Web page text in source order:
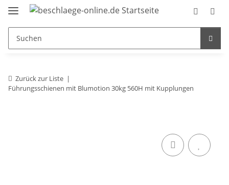
Zurück zur Liste
Führungsschienen mit Blumotion 30kg 560H mit Kupplungen